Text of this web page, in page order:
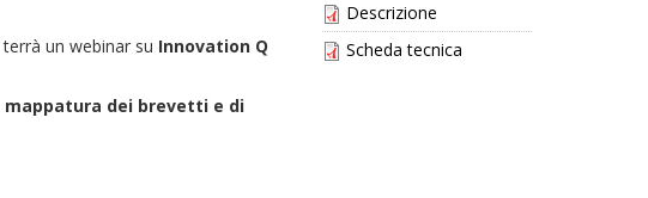
un webinar su Innovation Q
mappatura dei brevetti e di
Descrizione
Scheda tecnica